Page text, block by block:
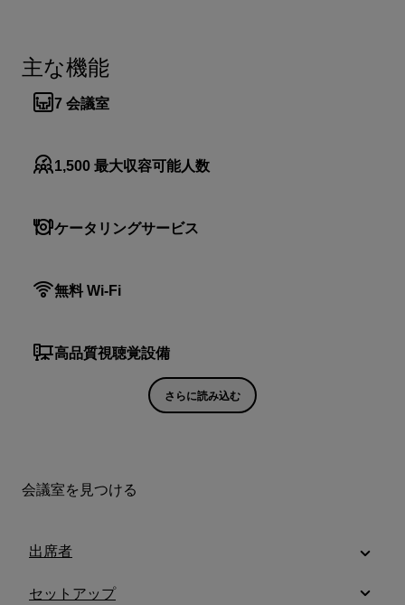
主な機能
7会議室
1,500最大収容可能人数
ケータリングサービス
無料 Wi-Fi
高品質視聴覚設備
さらに読み込む
会議室を見つける
出席者
セットアップ